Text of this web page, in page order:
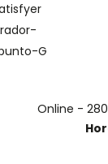
G
Online -